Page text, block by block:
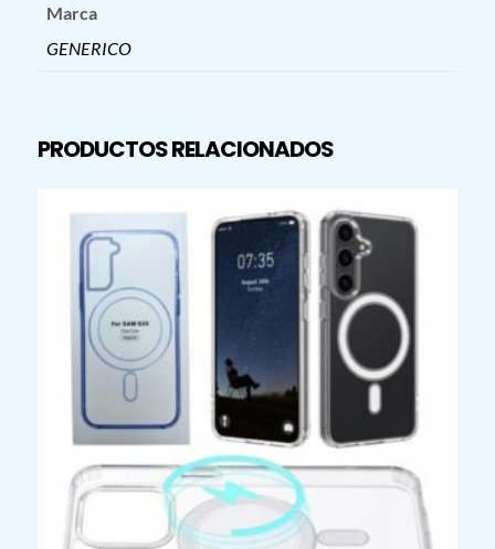
Marca
GENERICO
PRODUCTOS RELACIONADOS